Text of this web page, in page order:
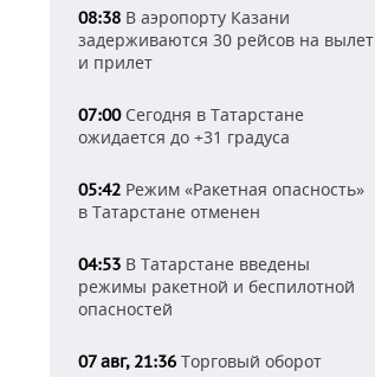
08:38 В аэропорту Казани
задерживаются 30 рейсов на вылет
и прилет
07:00Сегодня в Татарстане
ожидается до +31 градуса
05:42 Режим «Ракетная опасность»
в Татарстане отменен
04:53 В Татарстане введены
режимы ракетной и беспилотной
опасностей
07 авг, 21:36 Торговый оборот